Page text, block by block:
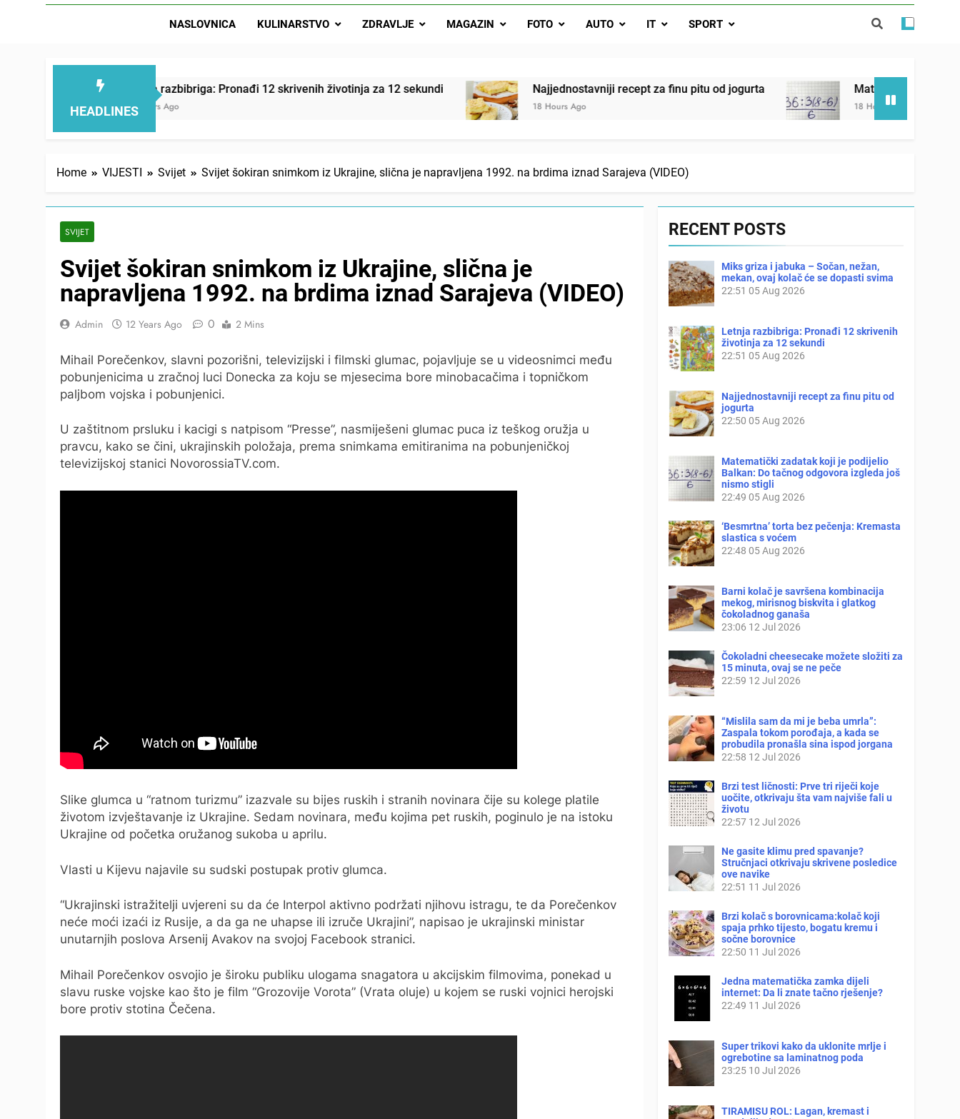
Najjednostavniji recept za finu pitu od jogurta
NASLOVNICA KULINARSTVO ZDRAVLJE MAGAZIN FOTO AUTO IT SPORT
HEADLINES
Letnja razbibriga: Pronađi 12 skrivenih životinja za 12 sekundi
18 Hours Ago
Najjednostavniji recept za finu pitu od jogurta
18 Hours Ago
Matematički zadatak koji je
18 Hours Ago
Home VIJESTI Svijet Svijet šokiran snimkom iz Ukrajine, slična je napravljena 1992. na brdima iznad Sarajeva (VIDEO)
SVIJET
Svijet šokiran snimkom iz Ukrajine, slična je
napravljena 1992. na brdima iznad Sarajeva (VIDEO)
Admin 12 Years Ago 0 2 Mins
Mihail Porečenkov, slavni pozorišni, televizijski i filmski glumac, pojavljuje se u videosnimci među
pobunjenicima u zračnoj luci Donecka za koju se mjesecima bore minobacačima i topničkom
paljbom vojska i pobunjenici.
U zaštitnom prsluku i kacigi s natpisom “Presse”, nasmiješeni glumac puca iz teškog oružja u
pravcu, kako se čini, ukrajinskih položaja, prema snimkama emitiranima na pobunjeničkoj
televizijskoj stanici NovorossiaTV.com.
Slike glumca u “ratnom turizmu” izazvale su bijes ruskih i stranih novinara čije su kolege platile
životom izvještavanje iz Ukrajine. Sedam novinara, među kojima pet ruskih, poginulo je na istoku
Ukrajine od početka oružanog sukoba u aprilu.
Vlasti u Kijevu najavile su sudski postupak protiv glumca.
“Ukrajinski istražitelji uvjereni su da će Interpol aktivno podržati njihovu istragu, te da Porečenkov
neće moći izaći iz Rusije, a da ga ne uhapse ili izruče Ukrajini”, napisao je ukrajinski ministar
unutarnjih poslova Arsenij Avakov na svojoj Facebook stranici.
Mihail Porečenkov osvojio je široku publiku ulogama snagatora u akcijskim filmovima, ponekad u
slavu ruske vojske kao što je film “Grozovije Vorota” (Vrata oluje) u kojem se ruski vojnici herojski
bore protiv stotina Čečena.
RECENT POSTS
Miks griza i jabuka – Sočan, nežan,
mekan, ovaj kolač će se dopasti svima
22:51 05 Aug 2026
Letnja razbibriga: Pronađi 12 skrivenih
životinja za 12 sekundi
22:51 05 Aug 2026
Najjednostavniji recept za finu pitu od
jogurta
22:50 05 Aug 2026
Matematički zadatak koji je podijelio
Balkan: Do tačnog odgovora izgleda još
nismo stigli
22:49 05 Aug 2026
‘Besmrtna’ torta bez pečenja: Kremasta
slastica s voćem
22:48 05 Aug 2026
Barni kolač je savršena kombinacija
mekog, mirisnog biskvita i glatkog
čokoladnog ganaša
23:06 12 Jul 2026
Čokoladni cheesecake možete složiti za
15 minuta, ovaj se ne peče
22:59 12 Jul 2026
“Mislila sam da mi je beba umrla”:
Zaspala tokom porođaja, a kada se
probudila pronašla sina ispod jorgana
22:58 12 Jul 2026
Brzi test ličnosti: Prve tri riječi koje
uočite, otkrivaju šta vam najviše fali u
životu
22:57 12 Jul 2026
Ne gasite klimu pred spavanje?
Stručnjaci otkrivaju skrivene posledice
ove navike
22:51 11 Jul 2026
Brzi kolač s borovnicama:kolač koji
spaja prhko tijesto, bogatu kremu i
sočne borovnice
22:50 11 Jul 2026
Jedna matematička zamka dijeli
internet: Da li znate tačno rješenje?
22:49 11 Jul 2026
Super trikovi kako da uklonite mrlje i
ogrebotine sa laminatnog poda
23:25 10 Jul 2026
TIRAMISU ROL: Lagan, kremast i